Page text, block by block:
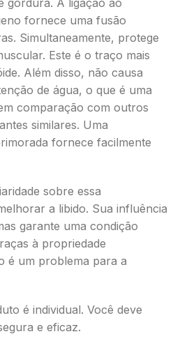
gordura. A ligação ao
fornece uma fusão
Simultaneamente, protege
Este é o traço mais
Além disso, não causa
de água, o que é uma
comparação com outros
similares. Uma
fornece facilmente
sobre essa
a libido. Sua influência
garante uma condição
à propriedade
é um problema para a
é individual. Você deve
e eficaz.